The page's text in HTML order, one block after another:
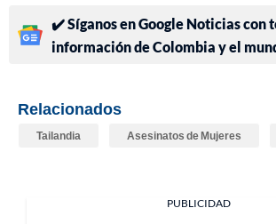
✔️ Síganos en Google Noticias con
información de Colombia y el
Relacionados
Tailandia Asesinatos de Mujeres
PUBLICIDAD